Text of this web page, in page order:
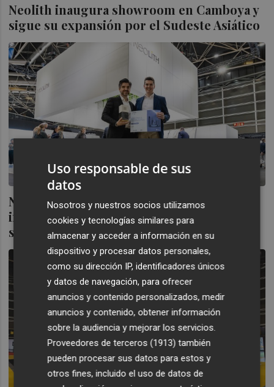
Neolith inaugura showroom en Camboya y
sigue su expansión por el Sudeste Asiático
Neolith recibe el premio Alfa de Oro a la
innovación y obtiene el galardón al mejor
stand en Cevisama
Uso responsable de sus
datos
Nosotros y nuestros socios utilizamos
cookies y tecnologías similares para
almacenar y acceder a información en su
dispositivo y procesar datos personales,
como su dirección IP, identificadores únicos
y datos de navegación, para ofrecer
anuncios y contenido personalizados, medir
anuncios y contenido, obtener información
sobre la audiencia y mejorar los servicios.
Proveedores de terceros (1913) también
pueden procesar sus datos para estos y
otros fines, incluido el uso de datos de